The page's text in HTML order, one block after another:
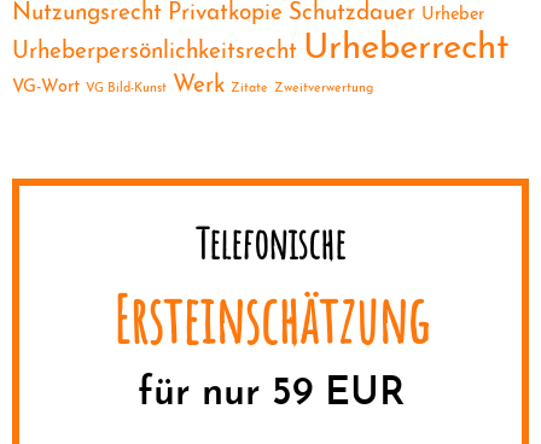
Nutzungsrecht Privatkopie Schutzdauer Urheber
Urheberpersönlichkeitsrecht Urheberrecht
VG-Wort VG Bild-Kunst Werk Zitate Zweitverwertung
Telefonische
Ersteinschätzung
für nur 59 EUR